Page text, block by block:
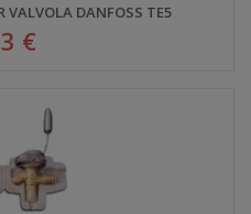
VALVOLA DANFOSS TE5
€